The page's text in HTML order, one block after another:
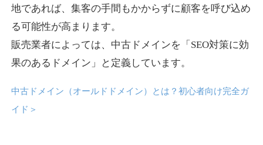
詳細を見る
ジャンル 飲食
DA37 外部リンク数
3,300円 入札 2件
anipani.jp
地であれば、集客の手間もかからずに顧客を呼び込め
る可能性が高まります。
販売業者によっては、中古ドメインを「SEO対策に効
果のあるドメイン」と定義しています。
中古ドメイン（オールドドメイン）とは？初心者向け完全ガ
イド ＞